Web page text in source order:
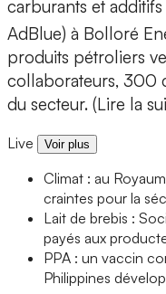
carburants et
AdBlue) à Bolloré
produits pétroliers
collaborateurs, 300
du secteur. (Lire la
Live Voir plus
Climat : au
craintes pour la
Lait de brebis :
payés aux
PPA : un vaccin
Philippines